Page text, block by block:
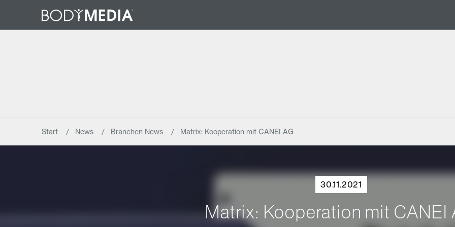
Start News Branchen News Matrix: Kooperation mit CANEI AG
30.11.2021
Matrix: Kooperation mit CANEI